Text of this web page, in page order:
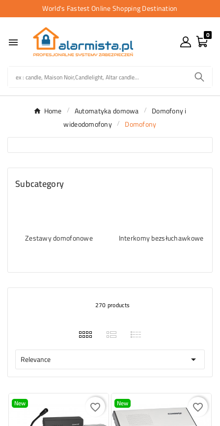
World's Fastest Online Shopping Destination

0
Home Automatyka domowa
Domofony i
wideodomofony
Domofony
Subcategory
Zestawy domofonowe Interkomy bezsłuchawkowe
270 products
Relevance 
New favorite_border New favorite_border